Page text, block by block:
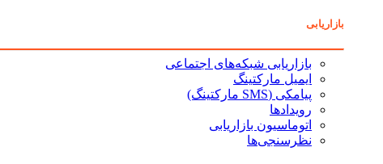
بازاریابی
بازاریابی شبکه‌های اجتماعی
ایمیل مارکتینگ
پیامکی (SMS مارکتینگ)
رویدادها
اتوماسیون بازاریابی
نظرسنجی‌ها